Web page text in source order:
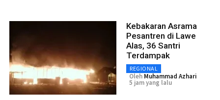
Kebakaran Asrama
Pesantren di Lawe
Alas, 36 Santri
Terdampak
REGIONAL
Oleh Muhammad Azhari
5 jam yang lalu